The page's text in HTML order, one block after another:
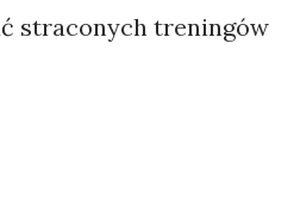
straconych treningów